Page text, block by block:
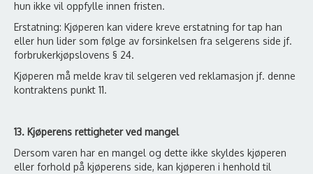
hun ikke vil oppfylle innen fristen.
Erstatning: Kjøperen kan videre kreve erstatning for tap han
eller hun lider som følge av forsinkelsen fra selgerens side jf.
forbrukerkjøpslovens § 24.
Kjøperen må melde krav til selgeren ved reklamasjon jf. denne
kontraktens punkt 11.
13. Kjøperens rettigheter ved mangel
Dersom varen har en mangel og dette ikke skyldes kjøperen
eller forhold på kjøperens side, kan kjøperen i henhold til